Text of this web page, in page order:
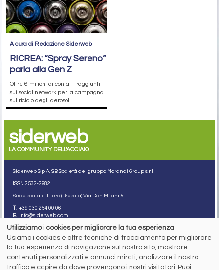
A cura di Redazione Siderweb
RICREA: “Spray Sereno”
parla alla Gen Z
Oltre 6 milioni di contatti raggiunti
sui social network per la campagna
sul riciclo degli aerosol
siderweb
LA COMMUNITY DELL'ACCIAIO
Siderweb S.p.A. SB Società del gruppo Morandi Group s.r.l.
ISSN 2532-2982
Sede sociale: Flero (Brescia) Via Don Milani 5
T. +39 030 254 00 06
E. info@siderweb.com
Copyright siderweb spa sb
Tutti i diritti sono riservati
Privacy policy
Cookie policy
Digital Services Act Policy
Utilizziamo i cookies per migliorare la tua esperienza
Usiamo i cookies e altre tecniche di tracciamento per migliorare
la tua esperienza di navigazione sul nostro sito, mostrare
contenuti personalizzati e annunci mirati, analizzare il nostro
traffico e capire da dove provengono i nostri visitatori. Puoi